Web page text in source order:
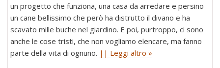
un progetto che funziona, una casa da arredare e persino
un cane bellissimo che però ha distrutto il divano e ha
scavato mille buche nel giardino. E poi, purtroppo, ci sono
anche le cose tristi, che non vogliamo elencare, ma fanno
parte della vita di ognuno. || Leggi altro »